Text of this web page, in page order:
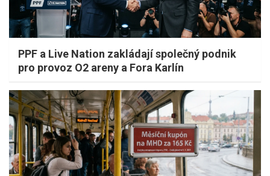
PPF a Live Nation zakládají společný podnik
pro provoz O2 areny a Fora Karlín